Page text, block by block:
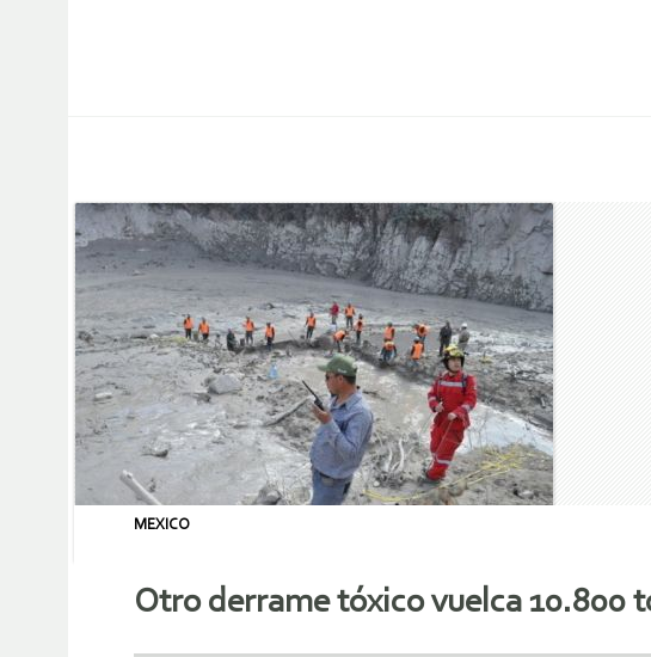
MEXICO
Otro derrame tóxico vuelca 10.800